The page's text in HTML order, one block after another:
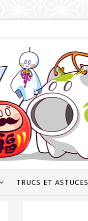
TRUCS ET ASTUCES